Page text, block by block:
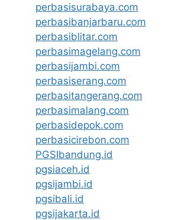
perbasisurabaya.com
perbasibanjarbaru.com
perbasiblitar.com
perbasimagelang.com
perbasijambi.com
perbasiserang.com
perbasitangerang.com
perbasimalang.com
perbasidepok.com
perbasicirebon.com
PGSIbandung.id
pgsiaceh.id
pgsijambi.id
pgsibali.id
pgsijakarta.id